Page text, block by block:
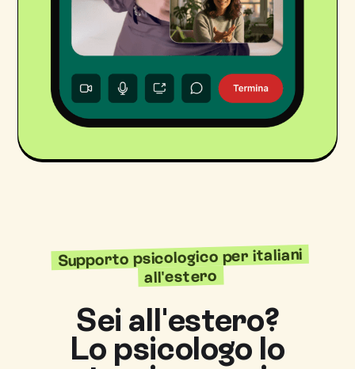
Supporto psicologico per italiani
all'estero
Sei all'estero?
Lo psicologo lo